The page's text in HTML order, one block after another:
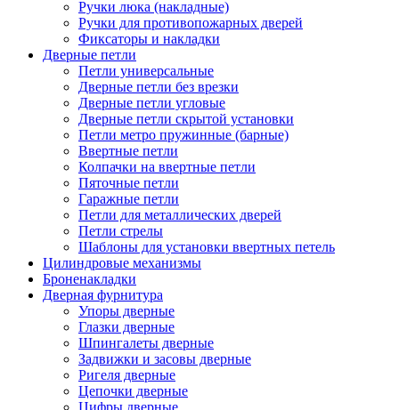
Ручки люка (накладные)
Ручки для противопожарных дверей
Фиксаторы и накладки
Дверные петли
Петли универсальные
Дверные петли без врезки
Дверные петли угловые
Дверные петли скрытой установки
Петли метро пружинные (барные)
Ввертные петли
Колпачки на ввертные петли
Пяточные петли
Гаражные петли
Петли для металлических дверей
Петли стрелы
Шаблоны для установки ввертных петель
Цилиндровые механизмы
Броненакладки
Дверная фурнитура
Упоры дверные
Глазки дверные
Шпингалеты дверные
Задвижки и засовы дверные
Ригеля дверные
Цепочки дверные
Цифры дверные